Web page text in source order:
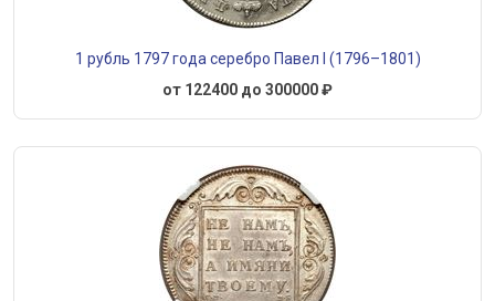
1 рубль 1797 года серебро Павел I (1796–1801)
от 122400 до 300000 ₽